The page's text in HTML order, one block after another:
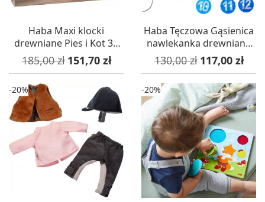
Haba Maxi klocki
drewniane Pies i Kot 31
sztuk dla dzieci +18m
Cena podstawowa
185,00 zł Cena
151,70 zł
Haba Tęczowa Gąsienica
nawlekanka drewniana
zabawka +3
Cena podstawowa
130,00 zł Cena
117,00 zł
-20% -20%